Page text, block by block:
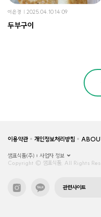
이은경 2025.04.10 14:09
두부구이
이용약관 개인정보처리방침
샘표식품(주)
사업자 정보
Copyright © 샘표식품, All Rights
관련사이트